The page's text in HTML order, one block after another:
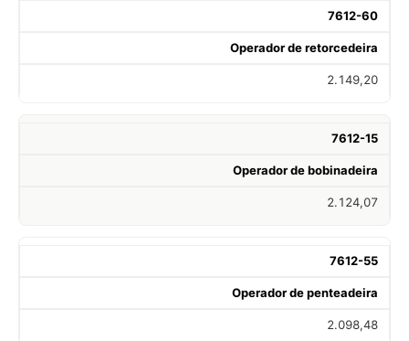
7612-60
Operador de retorcedeira
2.149,20
7612-15
Operador de bobinadeira
2.124,07
7612-55
Operador de penteadeira
2.098,48